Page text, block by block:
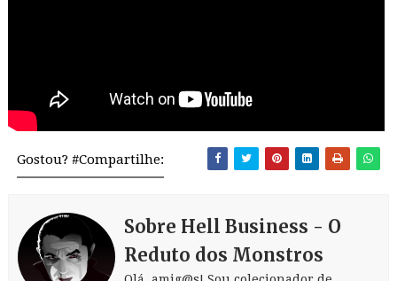
Gostou? #Compartilhe:
Sobre Hell Business - O
Reduto dos Monstros